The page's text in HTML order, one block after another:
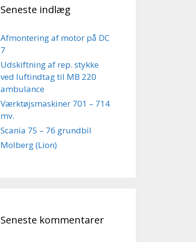
Seneste indlæg
Afmontering af motor på DC
7
Udskiftning af rep. stykke
ved luftindtag til MB 220
ambulance
Værktøjsmaskiner 701 – 714
mv.
Scania 75 – 76 grundbil
Molberg (Lion)
Seneste kommentarer